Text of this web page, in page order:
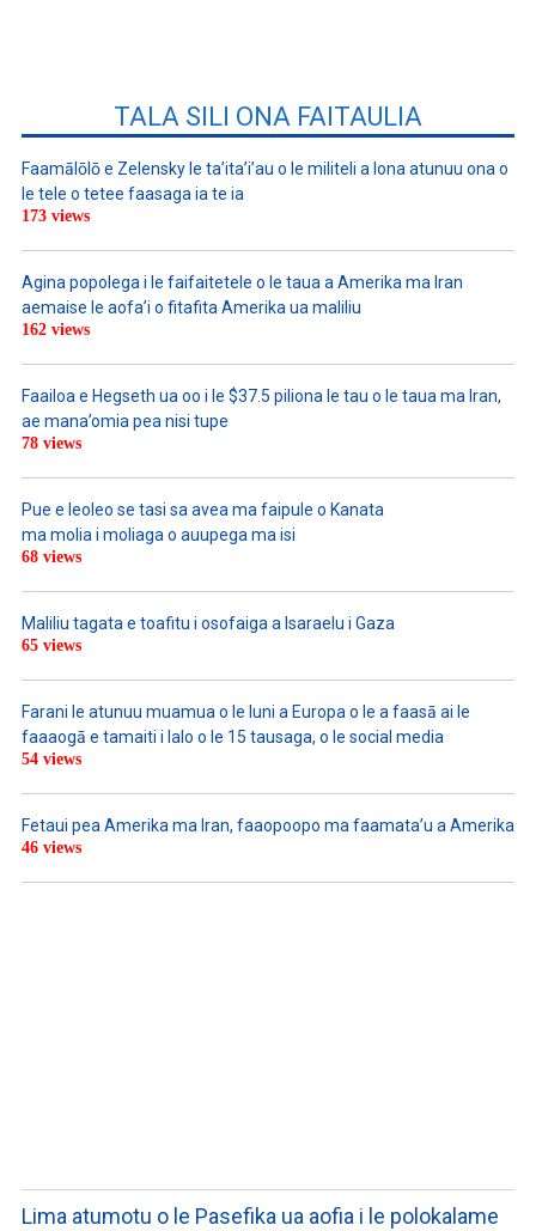
TALA SILI ONA FAITAULIA
Faamālōlō e Zelensky le ta’ita’i’au o le militeli a lona atunuu ona o
le tele o tetee faasaga ia te ia
173 views
Agina popolega i le faifaitetele o le taua a Amerika ma Iran
aemaise le aofa’i o fitafita Amerika ua maliliu
162 views
Faailoa e Hegseth ua oo i le $37.5 piliona le tau o le taua ma Iran,
ae mana’omia pea nisi tupe
78 views
Pue e leoleo se tasi sa avea ma faipule o Kanata
ma molia i moliaga o auupega ma isi
68 views
Maliliu tagata e toafitu i osofaiga a Isaraelu i Gaza
65 views
Farani le atunuu muamua o le Iuni a Europa o le a faasā ai le
faaaogā e tamaiti i lalo o le 15 tausaga, o le social media
54 views
Fetaui pea Amerika ma Iran, faaopoopo ma faamata’u a Amerika
46 views
Lima atumotu o le Pasefika ua aofia i le polokalame